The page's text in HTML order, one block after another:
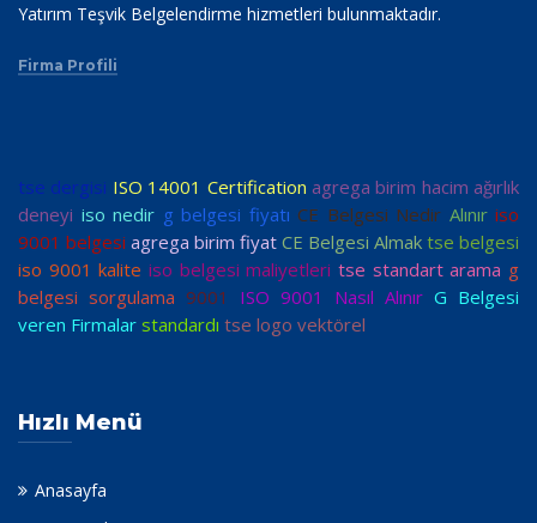
Yatırım Teşvik Belgelendirme hizmetleri bulunmaktadır.
Firma Profili
tse dergisi ISO 14001 Certification agrega birim hacim ağırlık
deneyi iso nedir g belgesi fiyatı CE Belgesi Nedir Alınır iso
9001 belgesi agrega birim fiyat CE Belgesi Almak tse belgesi
iso 9001 kalite iso belgesi maliyetleri tse standart arama g
belgesi sorgulama 9001 ISO 9001 Nasıl Alınır G Belgesi
veren Firmalar standardı tse logo vektörel
Hızlı Menü
Anasayfa